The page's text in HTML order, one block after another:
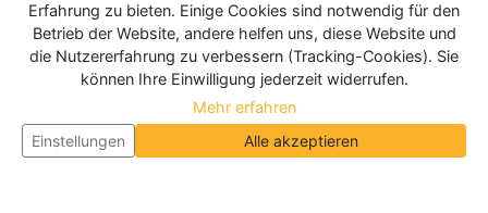
Erfahrung zu bieten. Einige Cookies sind notwendig für den
Betrieb der Website, andere helfen uns, diese Website und
die Nutzererfahrung zu verbessern (Tracking-Cookies). Sie
können Ihre Einwilligung jederzeit widerrufen.
Mehr erfahren
Einstellungen
Alle akzeptieren